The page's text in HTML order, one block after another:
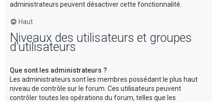
administrateurs peuvent désactiver cette fonctionnalité.
Haut
Niveaux des utilisateurs et groupes
d’utilisateurs
Que sont les administrateurs ?
Les administrateurs sont les membres possédant le plus haut
niveau de contrôle sur le forum. Ces utilisateurs peuvent
contrôler toutes les opérations du forum, telles que les